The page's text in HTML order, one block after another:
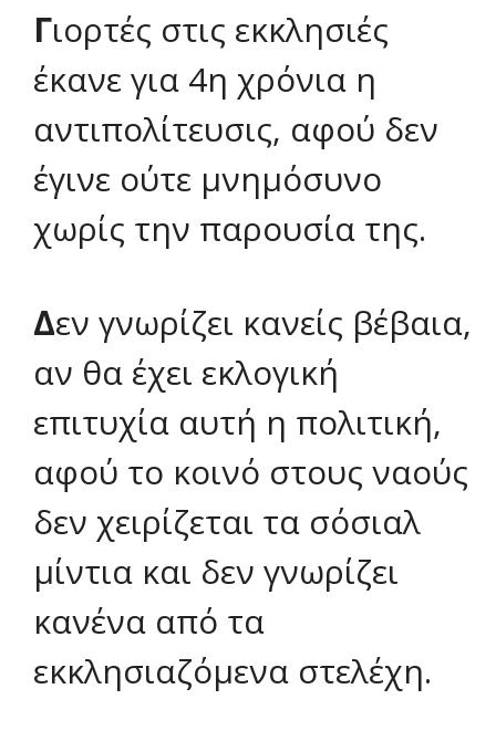
Γιορτές στις εκκλησιές
έκανε για 4η χρόνια η
αντιπολίτευσις, αφού δεν
έγινε ούτε μνημόσυνο
χωρίς την παρουσία της.
Δεν γνωρίζει κανείς βέβαια,
αν θα έχει εκλογική
επιτυχία αυτή η πολιτική,
αφού το κοινό στους ναούς
δεν χειρίζεται τα σόσιαλ
μίντια και δεν γνωρίζει
κανένα από τα
εκκλησιαζόμενα στελέχη.